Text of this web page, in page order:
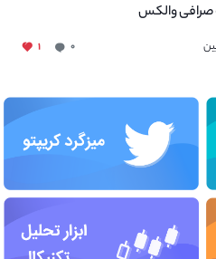
صرافی والکس
۰ ۱